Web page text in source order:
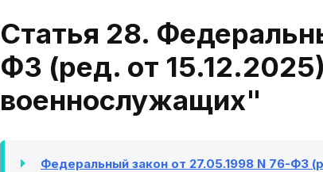
Статья 28.
ФЗ (ред. от
военнослужащих"
Федеральный закон от 27.05.1998 N 76-ФЗ